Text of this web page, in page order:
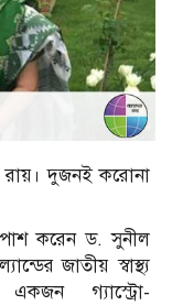
রায়। দুজনই করোনা
পাশ করেন ড. সুনীল
জাতীয় স্বাস্থ্য
গ্যাস্ট্রো-